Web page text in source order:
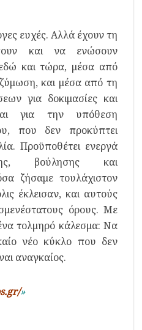
ευχές. Αλλά έχουν τη
και να ενώσουν
εδώ και τώρα, μέσα από
ζύμωση, και μέσα από τη
για δοκιμασίες και
για την υπόθεση
που δεν προκύπτει
Προϋποθέτει ενεργά
βούλησης και
ζήσαμε τουλάχιστον
έκλεισαν, και αυτούς
όρους. Με
τολμηρό κάλεσμα: Να
νέο κύκλο που δεν
αναγκαίος.
»